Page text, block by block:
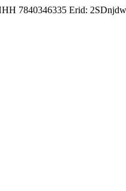
7840346335 Erid: